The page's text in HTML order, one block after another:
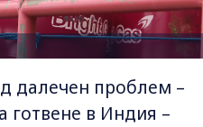
далечен проблем –
готвене в Индия –